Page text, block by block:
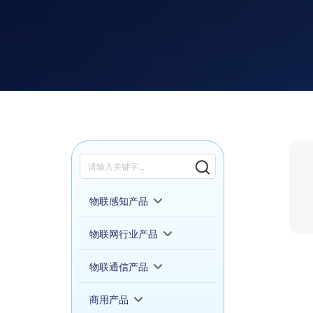
物联感知产品
物联网行业产品
物联通信产品
商用产品